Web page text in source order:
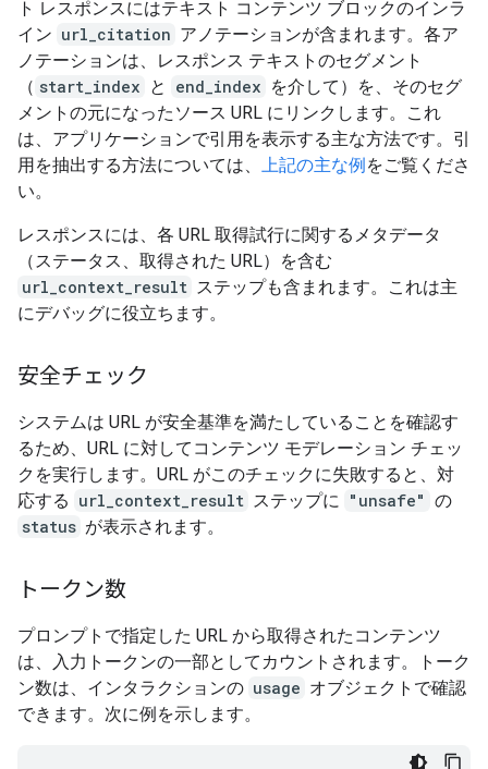
ト レスポンスにはテキスト コンテンツ ブロックのインラ
イン url_citation アノテーションが含まれます。各ア
ノテーションは、レスポンス テキストのセグメント
（ start_index と end_index を介して）を、そのセグ
メントの元になったソース URL にリンクします。これ
は、アプリケーションで引用を表示する主な方法です。引
用を抽出する方法については、 上記の主な例をご覧くださ
い。
レスポンスには、各 URL 取得試行に関するメタデータ
（ステータス、取得された URL）を含む
url_context_result ステップも含まれます。これは主
にデバッグに役立ちます。
安全チェック
システムは URL が安全基準を満たしていることを確認す
るため、URL に対してコンテンツ モデレーション チェッ
クを実行します。URL がこのチェックに失敗すると、対
応する url_context_result ステップに "unsafe" の
status が表示されます。
トークン数
プロンプトで指定した URL から取得されたコンテンツ
は、入力トークンの一部としてカウントされます。トーク
ン数は、インタラクションの usage オブジェクトで確認
できます。次に例を示します。